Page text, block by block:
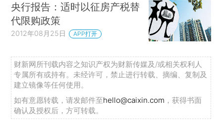
央行报告：适时以征房产税替
代限购政策
2012年08月25日 APP打开
财新网所刊载内容之知识产权为财新传媒及/或相关权利人
专属所有或持有。未经许可，禁止进行转载、摘编、复制及
建立镜像等任何使用。
如有意愿转载，请发邮件至hello@caixin.com ，获得书面
确认及授权后，方可转载。